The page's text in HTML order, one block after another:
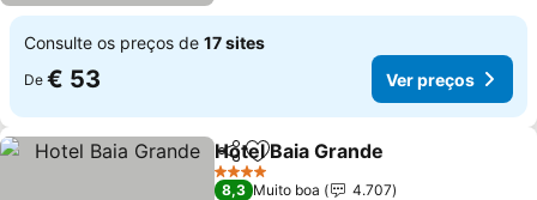
Consulte os preços de 17 sites
De € 53 Ver preços
PartilharAdicionar aos favoritos
Hotel Baia Grande
4 Estrelas
8,3 Muito boa
4.707